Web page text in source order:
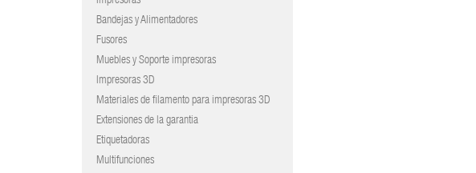
Bandejas y Alimentadores
Fusores
Muebles y Soporte impresoras
Impresoras 3D
Materiales de filamento para impresoras 3D
Extensiones de la garantia
Etiquetadoras
Multifunciones